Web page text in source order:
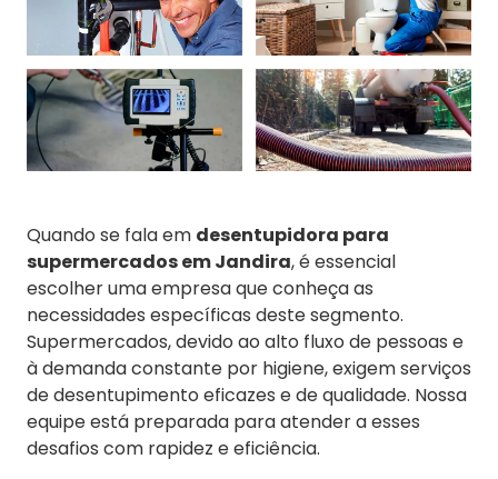
Quando se fala em desentupidora para
supermercados em Jandira, é essencial
escolher uma empresa que conheça as
necessidades específicas deste segmento.
Supermercados, devido ao alto fluxo de pessoas e
à demanda constante por higiene, exigem serviços
de desentupimento eficazes e de qualidade. Nossa
equipe está preparada para atender a esses
desafios com rapidez e eficiência.